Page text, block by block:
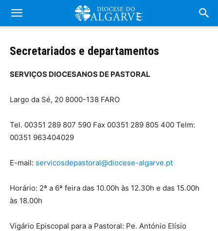
Secretariados e departamentos
SERVIÇOS DIOCESANOS DE PASTORAL
Largo da Sé, 20 8000-138 FARO
Tel. 00351 289 807 590 Fax 00351 289 805 400 Telm:
00351 963404029
E-mail: servicosdepastoral@diocese-algarve.pt
Horário: 2ª a 6ª feira das 10.00h às 12.30h e das 15.00h
às 18.00h
Vigário Episcopal para a Pastoral: Pe. António Elísio